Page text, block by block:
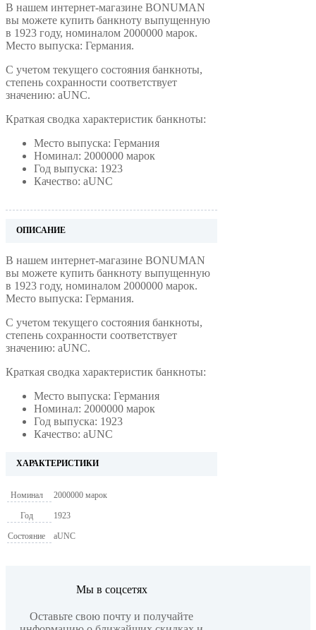
В нашем интернет-магазине BONUMAN
вы можете купить банкноту выпущенную
в 1923 году, номиналом 2000000 марок.
Место выпуска: Германия.
С учетом текущего состояния банкноты,
степень сохранности соответствует
значению: aUNC.
Краткая сводка характеристик банкноты:
Место выпуска: Германия
Номинал: 2000000 марок
Год выпуска: 1923
Качество: aUNC
ОПИСАНИЕ
В нашем интернет-магазине BONUMAN
вы можете купить банкноту выпущенную
в 1923 году, номиналом 2000000 марок.
Место выпуска: Германия.
С учетом текущего состояния банкноты,
степень сохранности соответствует
значению: aUNC.
Краткая сводка характеристик банкноты:
Место выпуска: Германия
Номинал: 2000000 марок
Год выпуска: 1923
Качество: aUNC
ХАРАКТЕРИСТИКИ
Номинал 2000000 марок
Год 1923
Состояние aUNC
Мы в соцсетях
Оставьте свою почту и получайте